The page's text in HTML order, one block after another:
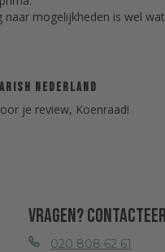
naar mogelijkheden is wel
Nederland
je review, Koenraad!
Vragen?
020 808 62 61